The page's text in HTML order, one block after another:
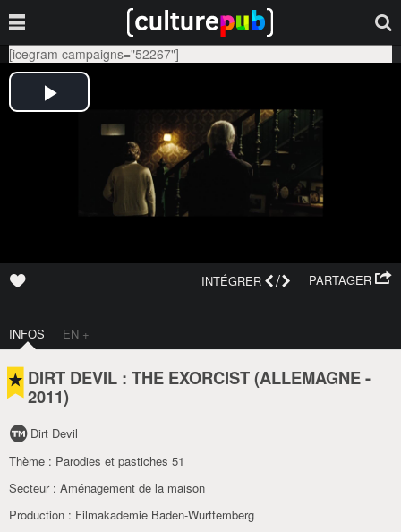
[icegram campaigns="52267"]
PARTAGER
INTÉGRER /
INFOS EN +
DIRT DEVIL : THE EXORCIST (ALLEMAGNE-
2011)
Dirt Devil
Thème : Parodies et pastiches 51
Secteur : Aménagement de la maison
Production : Filmakademie Baden-Wurttemberg